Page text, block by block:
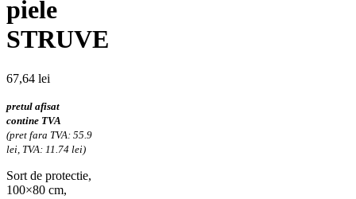
piele
STRUVE
67,64 lei
pretul afisat
contine TVA
(pret fara TVA: 55.9
lei, TVA: 11.74 lei)
Sort de protectie,
100×80 cm,